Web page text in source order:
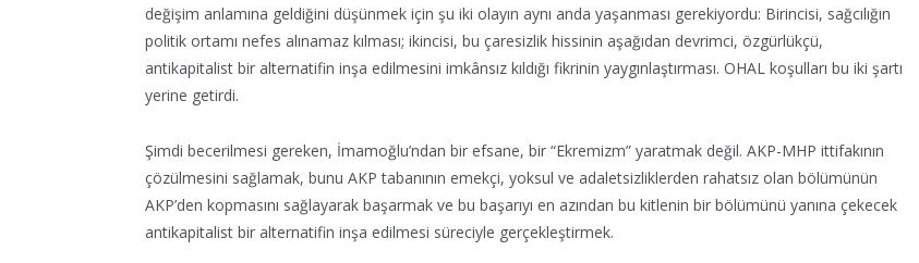
değişim anlamına geldiğini düşünmek için şu iki olayın aynı anda yaşanması gerekiyordu: Birincisi, sağcılığın
politik ortamı nefes alınamaz kılması; ikincisi, bu çaresizlik hissinin aşağıdan devrimci, özgürlükçü,
antikapitalist bir alternatifin inşa edilmesini imkânsız kıldığı fikrinin yaygınlaştırması. OHAL koşulları bu iki şartı
yerine getirdi.
Şimdi becerilmesi gereken, İmamoğlu’ndan bir efsane, bir “Ekremizm” yaratmak değil. AKP-MHP ittifakının
çözülmesini sağlamak, bunu AKP tabanının emekçi, yoksul ve adaletsizliklerden rahatsız olan bölümünün
AKP’den kopmasını sağlayarak başarmak ve bu başarıyı en azından bu kitlenin bir bölümünü yanına çekecek
antikapitalist bir alternatifin inşa edilmesi süreciyle gerçekleştirmek.